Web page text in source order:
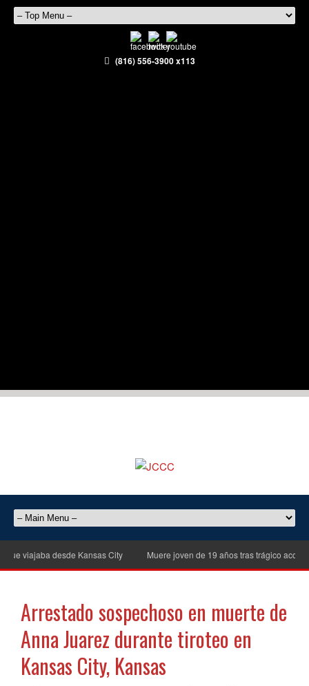
(816) 556-3900 x113
viajaba desde Kansas City Muere joven de 19 años tras trágico
Arrestado sospechoso en muerte de
Anna Juarez durante tiroteo en
Kansas City, Kansas